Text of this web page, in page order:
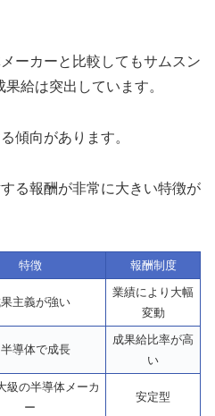
ーカーと比較してもサムスン
給は突出しています。
傾向があります。
る報酬が非常に大きい特徴が
特徴 報酬制度
主義が強い
業績により大幅
変動
導体で成長
成果給比率が高
い
級の半導体メーカ
ー
安定型